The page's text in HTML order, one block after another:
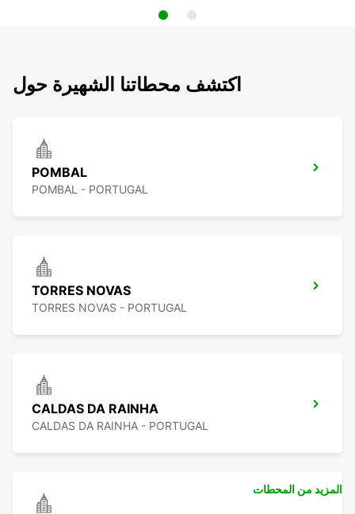
اكتشف محطاتنا الشهيرة حول
POMBAL
POMBAL - PORTUGAL
TORRES NOVAS
TORRES NOVAS - PORTUGAL
CALDAS DA RAINHA
CALDAS DA RAINHA - PORTUGAL
المزيد من المحطات